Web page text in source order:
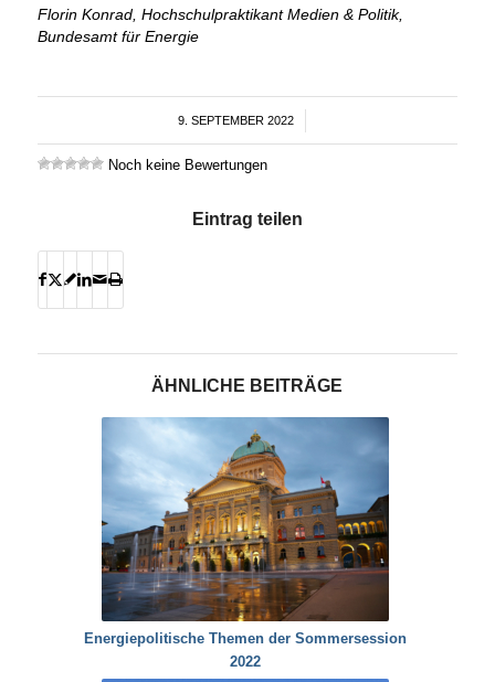
Florin Konrad, Hochschulpraktikant Medien & Politik,
Bundesamt für Energie
9. SEPTEMBER 2022
/
Noch keine Bewertungen
Eintrag teilen
ÄHNLICHE BEITRÄGE
Energiepolitische Themen der Sommersession
2022